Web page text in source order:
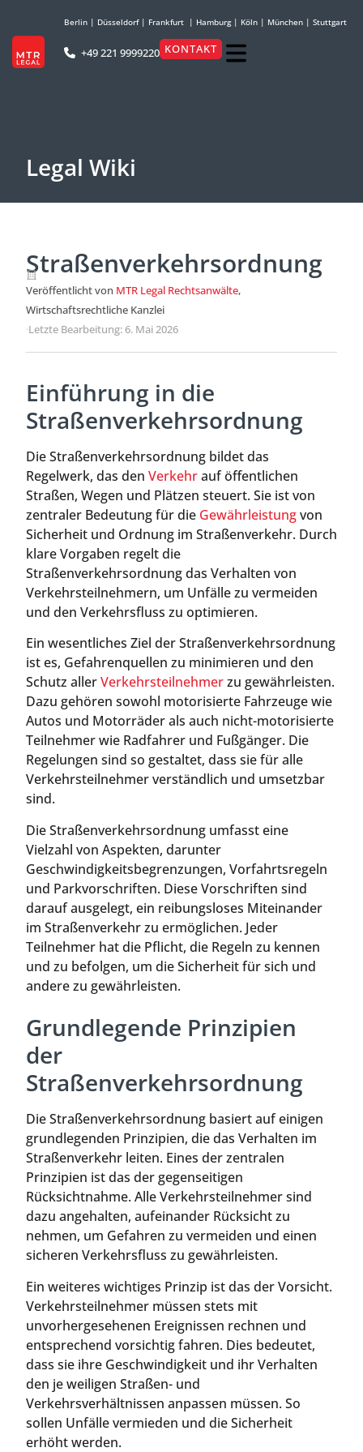
Berlin | Düsseldorf| Frankfurt | Hamburg| Köln | München | Stuttgart
+49 221 9999220 KONTAKT
Legal Wiki
Straßenverkehrsordnung
Veröffentlicht von MTR Legal Rechtsanwälte,
Wirtschaftsrechtliche Kanzlei
·Letzte Bearbeitung: 6. Mai 2026
Einführung in die
Straßenverkehrsordnung
Die Straßenverkehrsordnung bildet das
Regelwerk, das den Verkehrauf öffentlichen
Straßen, Wegen und Plätzen steuert. Sie ist von
zentraler Bedeutung für die Gewährleistungvon
Sicherheit und Ordnung im Straßenverkehr. Durch
klare Vorgaben regelt die
Straßenverkehrsordnung das Verhalten von
Verkehrsteilnehmern, um Unfälle zu vermeiden
und den Verkehrsfluss zu optimieren.
Ein wesentliches Ziel der Straßenverkehrsordnung
ist es, Gefahrenquellen zu minimieren und den
Schutz allerVerkehrsteilnehmerzu gewährleisten.
Dazu gehören sowohl motorisierte Fahrzeuge wie
Autos und Motorräder als auch nicht-motorisierte
Teilnehmer wie Radfahrer und Fußgänger. Die
Regelungen sind so gestaltet, dass sie für alle
Verkehrsteilnehmer verständlich und umsetzbar
sind.
Die Straßenverkehrsordnung umfasst eine
Vielzahl von Aspekten, darunter
Geschwindigkeitsbegrenzungen, Vorfahrtsregeln
und Parkvorschriften. Diese Vorschriften sind
darauf ausgelegt, ein reibungsloses Miteinander
im Straßenverkehr zu ermöglichen. Jeder
Teilnehmer hat die Pflicht, die Regeln zu kennen
und zu befolgen, um die Sicherheit für sich und
andere zu gewährleisten.
Grundlegende Prinzipien
der
Straßenverkehrsordnung
Die Straßenverkehrsordnung basiert auf einigen
grundlegenden Prinzipien, die das Verhalten im
Straßenverkehr leiten. Eines der zentralen
Prinzipien ist das der gegenseitigen
Rücksichtnahme. Alle Verkehrsteilnehmer sind
dazu angehalten, aufeinander Rücksicht zu
nehmen, um Gefahren zu vermeiden und einen
sicheren Verkehrsfluss zu gewährleisten.
Ein weiteres wichtiges Prinzip ist das der Vorsicht.
Verkehrsteilnehmer müssen stets mit
unvorhergesehenen Ereignissen rechnen und
entsprechend vorsichtig fahren. Dies bedeutet,
dass sie ihre Geschwindigkeit und ihr Verhalten
den je weiligen Straßen- und
Verkehrsverhältnissen anpassen müssen. So
sollen Unfälle vermieden und die Sicherheit
erhöht werden.